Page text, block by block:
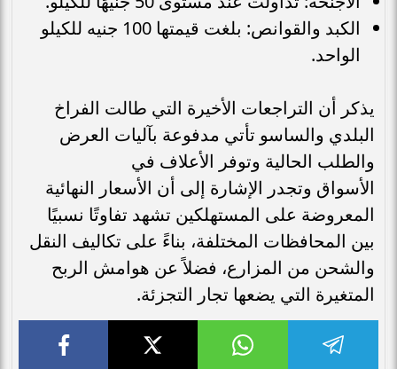
الكبد والقوانص: بلغت قيمتها 100 جنيه للكيلو
الواحد.
يذكر أن التراجعات الأخيرة التي طالت الفراخ
البلدي والساسو تأتي مدفوعة بآليات العرض
والطلب الحالية وتوفر الأعلاف في
الأسواق وتجدر الإشارة إلى أن الأسعار النهائية
المعروضة على المستهلكين تشهد تفاوتًا نسبيًا
بين المحافظات المختلفة، بناءً على تكاليف النقل
والشحن من المزارع، فضلاً عن هوامش الربح
المتغيرة التي يضعها تجار التجزئة.